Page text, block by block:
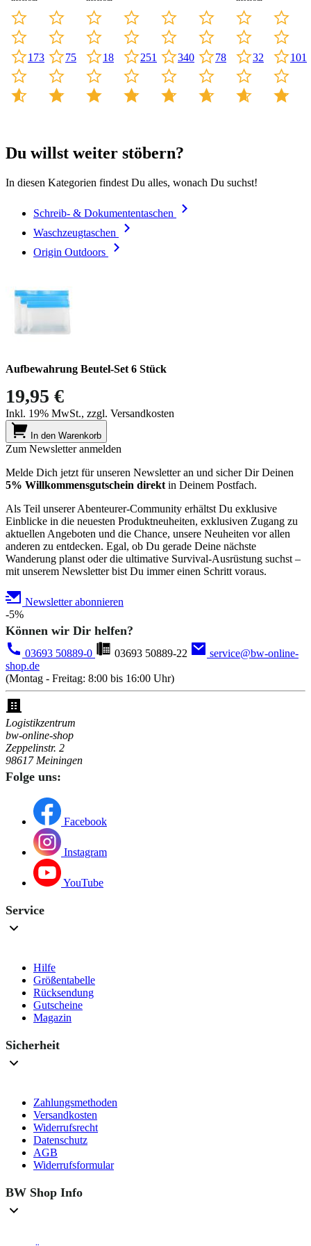
173 75 18 251 340 78 32 101
Du willst weiter stöbern?
In diesen Kategorien findest Du alles, wonach Du suchst!
Schreib- & Dokumententaschen
Waschzeugtaschen
Origin Outdoors
Aufbewahrung Beutel-Set 6 Stück
19,95 €
Inkl. 19% MwSt., zzgl. Versandkosten
In den Warenkorb
Zum Newsletter anmelden
Melde Dich jetzt für unseren Newsletter an und sicher Dir Deinen
5% Willkommensgutschein direkt in Deinem Postfach.
Als Teil unserer Abenteurer-Community erhältst Du exklusive
Einblicke in die neuesten Produktneuheiten, exklusiven Zugang zu
aktuellen Angeboten und die Chance, unsere Neuheiten vor allen
anderen zu entdecken. Egal, ob Du gerade Deine nächste
Wanderung planst oder die ultimative Survival-Ausrüstung suchst –
mit unserem Newsletter bist Du immer einen Schritt voraus.
Newsletter abonnieren
-5%
Können wir Dir helfen?
03693 50889-0 03693 50889-22
service@bw-online-
shop.de
(Montag - Freitag: 8:00 bis 16:00 Uhr)
Logistikzentrum
bw-online-shop
Zeppelinstr. 2
98617 Meiningen
Folge uns:
Facebook
Instagram
YouTube
Service
Hilfe
Größentabelle
Rücksendung
Gutscheine
Magazin
Sicherheit
Zahlungsmethoden
Versandkosten
Widerrufsrecht
Datenschutz
AGB
Widerrufsformular
BW Shop Info